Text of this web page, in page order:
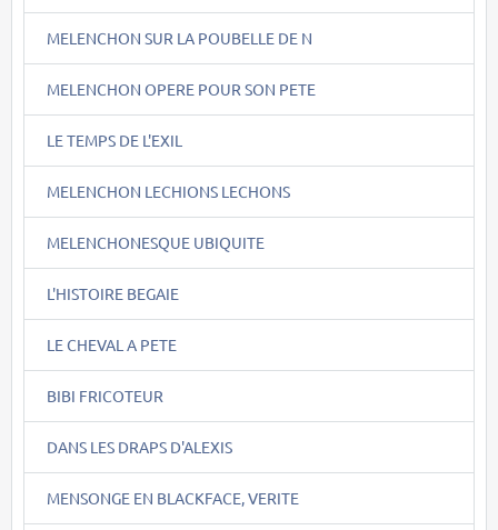
MELENCHON SUR LA POUBELLE DE N
MELENCHON OPERE POUR SON PETE
LE TEMPS DE L'EXIL
MELENCHON LECHIONS LECHONS
MELENCHONESQUE UBIQUITE
L'HISTOIRE BEGAIE
LE CHEVAL A PETE
BIBI FRICOTEUR
DANS LES DRAPS D'ALEXIS
MENSONGE EN BLACKFACE, VERITE